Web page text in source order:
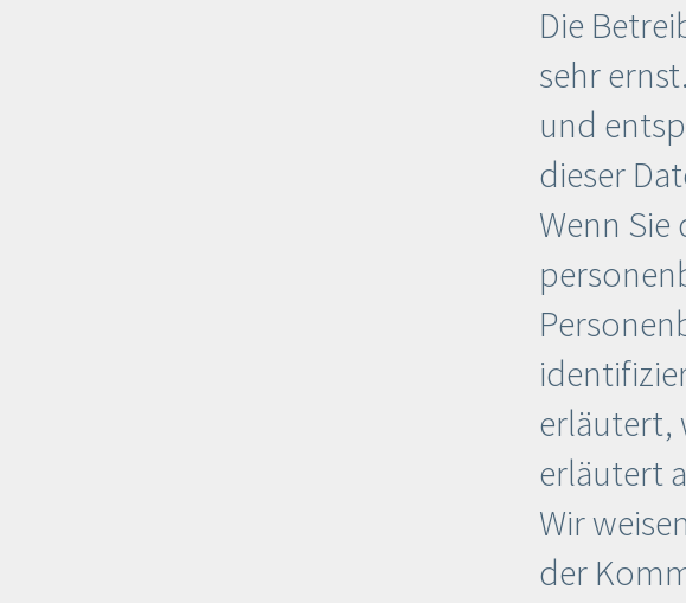
Die
sehr
und
dieser
Wenn
erläutert,
erläutert
Wir
der